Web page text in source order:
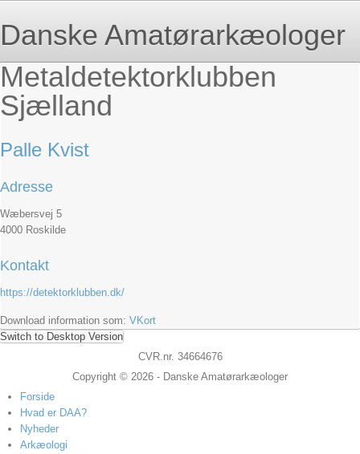
Danske Amatørarkæologer
Metaldetektorklubben
Sjælland
Palle Kvist
Adresse
Wæbersvej 5
4000 Roskilde
Kontakt
https://detektorklubben.dk/
Download information som: VKort
Switch to Desktop Version
CVR.nr. 34664676
Copyright © 2026 - Danske Amatørarkæologer
Forside
Hvad er DAA?
Nyheder
Arkæologi